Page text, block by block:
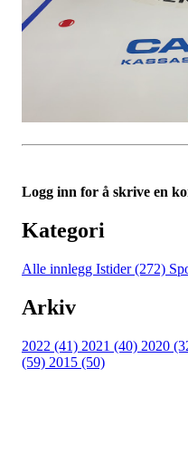
Logg inn for å skrive en
Kategori
Alle innlegg Istider (272)
Arkiv
2022 (41) 2021 (40) 2020
(59) 2015 (50)